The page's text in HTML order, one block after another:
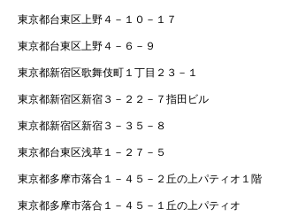
東京都台東区上野４－１０－１７
東京都台東区上野４－６－９
東京都新宿区歌舞伎町１丁目２３－１
東京都新宿区新宿３－２２－７指田ビル
東京都新宿区新宿３－３５－８
東京都台東区浅草１－２７－５
東京都多摩市落合１－４５－２丘の上パティオ１階
東京都多摩市落合１－４５－１丘の上パティオ